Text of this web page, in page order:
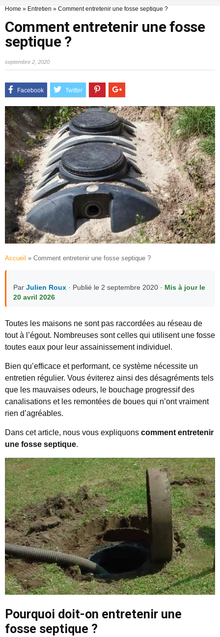
Home » Entretien » Comment entretenir une fosse septique ?
Comment entretenir une fosse
septique ?
septembre 2, 2020
Accueil » Comment entretenir une fosse septique ?
Par Julien Roux · Publié le 2 septembre 2020 · Mis à jour le
20 avril 2026
Toutes les maisons ne sont pas raccordées au réseau de
tout à l’égout. Nombreuses sont celles qui utilisent une fosse
toutes eaux pour leur assainissement individuel.
Bien qu’efficace et performant, ce système nécessite un
entretien régulier. Vous éviterez ainsi des désagréments tels
que les mauvaises odeurs, le bouchage progressif des
canalisations et les remontées de boues qui n’ont vraiment
rien d’agréables.
Dans cet article, nous vous expliquons comment entretenir
une fosse septique.
Pourquoi doit-on entretenir une
fosse septique ?